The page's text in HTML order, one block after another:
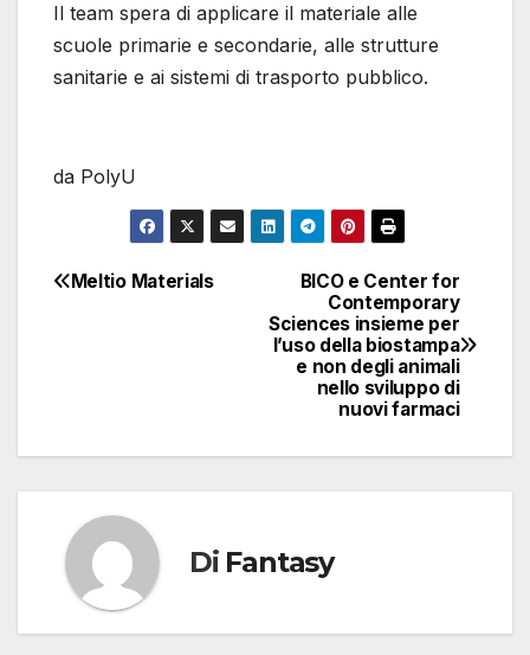
Il team spera di applicare il materiale alle
scuole primarie e secondarie, alle strutture
sanitarie e ai sistemi di trasporto pubblico.
da PolyU
Navigazione
BICO e Center for
Contemporary
Sciences insieme per
l’uso della biostampa
e non degli animali
nello sviluppo di
nuovi farmaci
Meltio Materials
Di Fantasy